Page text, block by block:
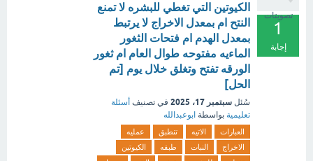
تصويتات
1
إجابة
الكيوتين التي تغطي للبشره لا تمنع
النتح ام بمعدل الاخراج لا يرتبط
بمعدل الهدم ام فتحات الثغور
الماءيه مفتوحه طوال العام ام ثغور
الورقه تفتح وتغلق خلال يوم [تم
الحل]
سُئل سبتمبر 17، 2025 في تصنيف أسئلة
تعليمية بواسطة ابوعبدالله
العبارات الاتيه تنطبق
عمليه
الاخراج
النبات طبقه
الكيوتين